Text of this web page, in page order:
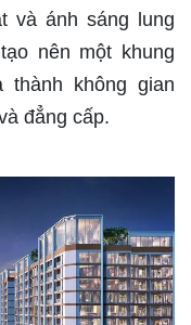
và ánh sáng lung
nên một khung
không gian
đẳng cấp.